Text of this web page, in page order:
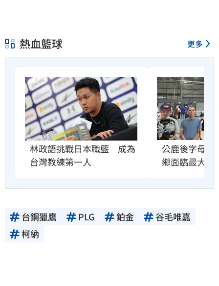
熱血籃球 更多
林政語挑戰日本職籃　成為
台灣教練第一人
公鹿後字母哥
鄉面臨最大壓
台鋼獵鷹 PLG 鉑金
谷毛唯嘉
柯納